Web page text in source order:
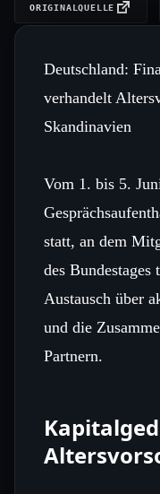
ORIGINALQUELLE
Deutschland:
verhandelt
Skandinavien
Vom 1. bis 5.
statt, an dem
des
Austausch über
und die
Partnern.